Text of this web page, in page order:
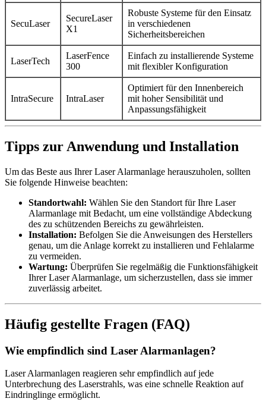
SecuLaser
SecureLaser
X1
Robuste Systeme für den Einsatz
in verschiedenen
Sicherheitsbereichen
LaserTech
LaserFence
300
Einfach zu installierende Systeme
mit flexibler Konfiguration
IntraSecure IntraLaser
Optimiert für den Innenbereich
mit hoher Sensibilität und
Anpassungsfähigkeit
Tipps zur Anwendung und Installation
Um das Beste aus Ihrer Laser Alarmanlage herauszuholen, sollten
Sie folgende Hinweise beachten:
Standortwahl: Wählen Sie den Standort für Ihre Laser
Alarmanlage mit Bedacht, um eine vollständige Abdeckung
des zu schützenden Bereichs zu gewährleisten.
Installation: Befolgen Sie die Anweisungen des Herstellers
genau, um die Anlage korrekt zu installieren und Fehlalarme
zu vermeiden.
Wartung: Überprüfen Sie regelmäßig die Funktionsfähigkeit
Ihrer Laser Alarmanlage, um sicherzustellen, dass sie immer
zuverlässig arbeitet.
Häufig gestellte Fragen (FAQ)
Wie empfindlich sind Laser Alarmanlagen?
Laser Alarmanlagen reagieren sehr empfindlich auf jede
Unterbrechung des Laserstrahls, was eine schnelle Reaktion auf
Eindringlinge ermöglicht.